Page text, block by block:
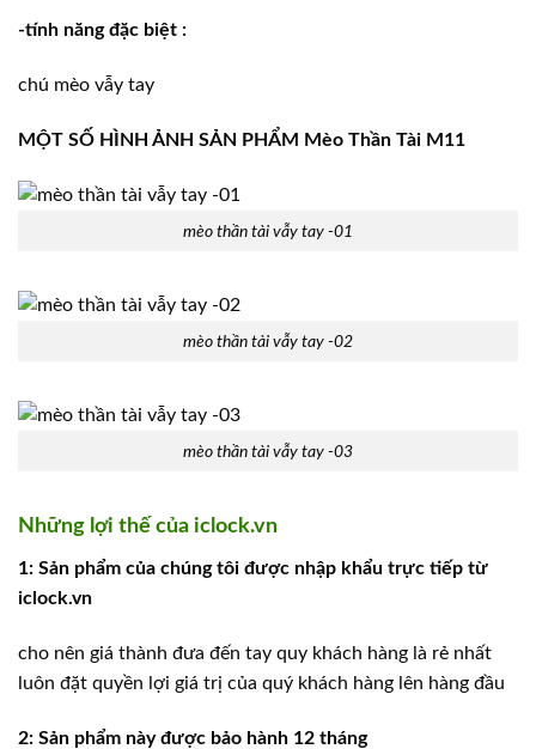
-tính năng đặc biệt :
chú mèo vẫy tay
MỘT SỐ HÌNH ẢNH SẢN PHẨM Mèo Thần Tài M11
mèo thần tài vẫy tay -01
mèo thần tài vẫy tay -02
mèo thần tài vẫy tay -03
Những lợi thế của iclock.vn
1: Sản phẩm của chúng tôi được nhập khẩu trực tiếp từ
iclock.vn
cho nên giá thành đưa đến tay quy khách hàng là rẻ nhất
luôn đặt quyền lợi giá trị của quý khách hàng lên hàng đầu
2: Sản phẩm này được bảo hành 12 tháng